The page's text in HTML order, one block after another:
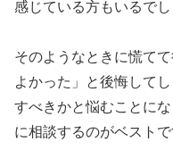
感じている方もいるでし
そのようなときに慌て
よかった」と後悔して
すべきかと悩むことに
に相談するのがベストで